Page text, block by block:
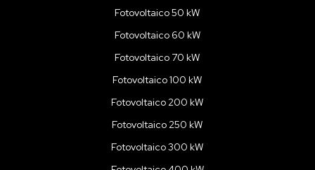
Fotovoltaico 50 kW
Fotovoltaico 60 kW
Fotovoltaico 70 kW
Fotovoltaico 100 kW
Fotovoltaico 200 kW
Fotovoltaico 250 kW
Fotovoltaico 300 kW